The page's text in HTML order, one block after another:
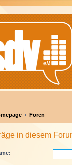
Foren
in diesem